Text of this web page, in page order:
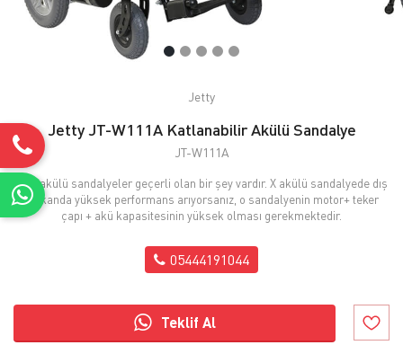
Jetty
Jetty JT-W111A Katlanabilir Akülü Sandalye
JT-W111A
Tüm akülü sandalyeler geçerli olan bir şey vardır. X akülü sandalyede dış
mekanda yüksek performans arıyorsanız, o sandalyenin motor+ teker
çapı + akü kapasitesinin yüksek olması gerekmektedir.
05444191044
Teklif Al